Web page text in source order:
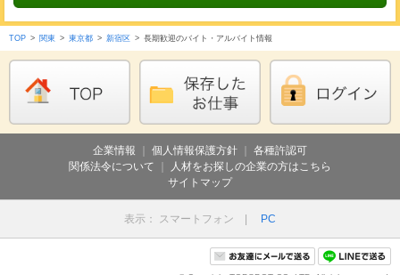
TOP > 関東 > 東京都 > 新宿区 > 長期歓迎のバイト・アルバイト情報
企業情報 ｜ 個人情報保護方針 ｜ 各種許認可
関係法令について ｜
人材をお探しの企業の方はこちら
サイトマップ
表示： スマートフォン | PC